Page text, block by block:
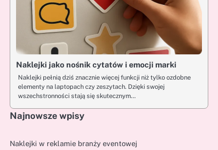
Naklejki jako nośnik cytatów i emocji marki
Naklejki pełnią dziś znacznie więcej funkcji niż tylko ozdobne
elementy na laptopach czy zeszytach. Dzięki swojej
wszechstronności stają się skutecznym…
Najnowsze wpisy
Naklejki w reklamie branży eventowej